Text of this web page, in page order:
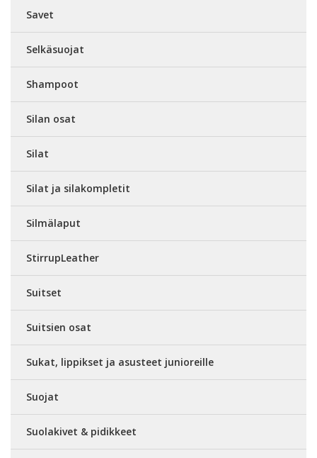
Savet
Selkäsuojat
Shampoot
Silan osat
Silat
Silat ja silakompletit
Silmälaput
StirrupLeather
Suitset
Suitsien osat
Sukat, lippikset ja asusteet junioreille
Suojat
Suolakivet & pidikkeet